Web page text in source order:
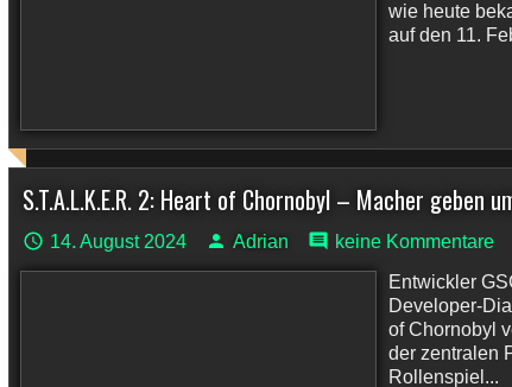
wie heute
auf den 11.
S.T.A.L.K.E.R. 2: Heart of Chornobyl – Macher geben
14. August 2024 Adrian
keine Kommentare
Entwickler
Developer-
of Chornobyl
der zentralen
Rollenspiel...